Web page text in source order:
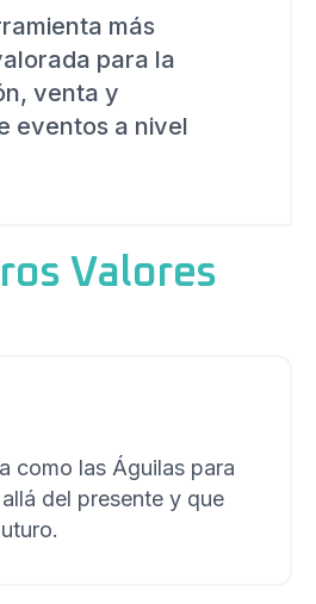
más
para la
venta y
eventos a nivel
Valores
como las Águilas para
del presente y que